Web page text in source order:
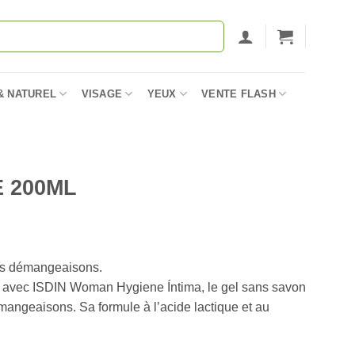
NATUREL VISAGE YEUX VENTE FLASH
200ML
démangeaisons.
ISDIN Woman Hygiene Íntima, le gel sans savon
Sa formule à l’acide lactique et au